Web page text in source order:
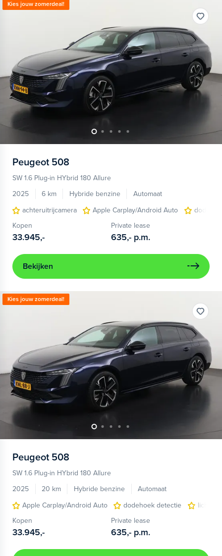
Kies jouw zomerdeal!
Peugeot 508
SW 1.6 Plug-in HYbrid 180 Allure
2025
6 km Hybride benzine
Automaat
achteruitrijcamera
Apple Carplay/Android Auto
Kopen
33.945,-
Private lease
635,- p.m.
Bekijken
Kies jouw zomerdeal!
Peugeot 508
SW 1.6 Plug-in HYbrid 180 Allure
2025
20 km Hybride benzine
Automaat
Apple Carplay/Android Auto
dodehoek detectie
Kopen
33.945,-
Private lease
635,- p.m.